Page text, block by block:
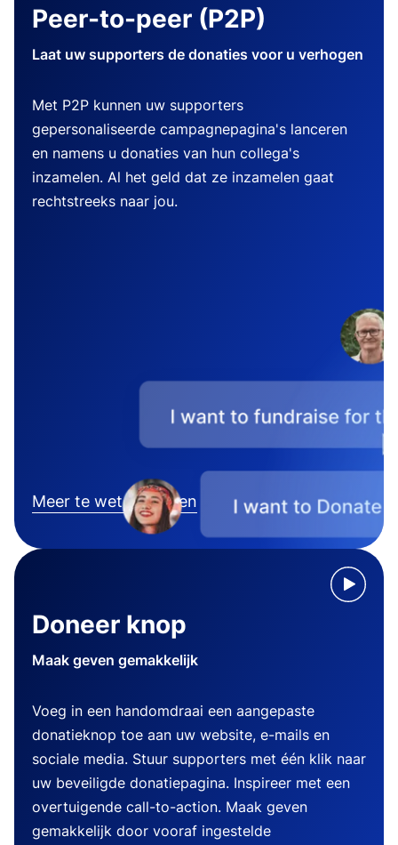
Peer-to-peer (P2P)
Laat uw supporters de donaties voor u verhogen
Met P2P kunnen uw supporters
gepersonaliseerde campagnepagina's lanceren
en namens u donaties van hun collega's
inzamelen. Al het geld dat ze inzamelen gaat
rechtstreeks naar jou.
Meer te weten komen
Doneer knop
Maak geven gemakkelijk
Voeg in een handomdraai een aangepaste
donatieknop toe aan uw website, e-mails en
sociale media. Stuur supporters met één klik naar
uw beveiligde donatiepagina. Inspireer met een
overtuigende call-to-action. Maak geven
gemakkelijk door vooraf ingestelde